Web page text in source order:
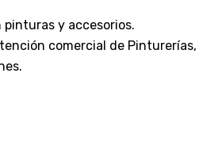
y accesorios.
comercial de Pinturerías,